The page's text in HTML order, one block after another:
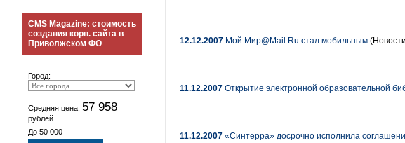
CMS Magazine: стоимость
создания корп. сайта в
Приволжском ФО
Город:
Средняя цена: 57 958
рублей
До 50 000
12.12.2007 Мой Мир@Mail.Ru стал мобильным
11.12.2007 Открытие электронной образовательной
11.12.2007 «Синтерра» досрочно исполнила